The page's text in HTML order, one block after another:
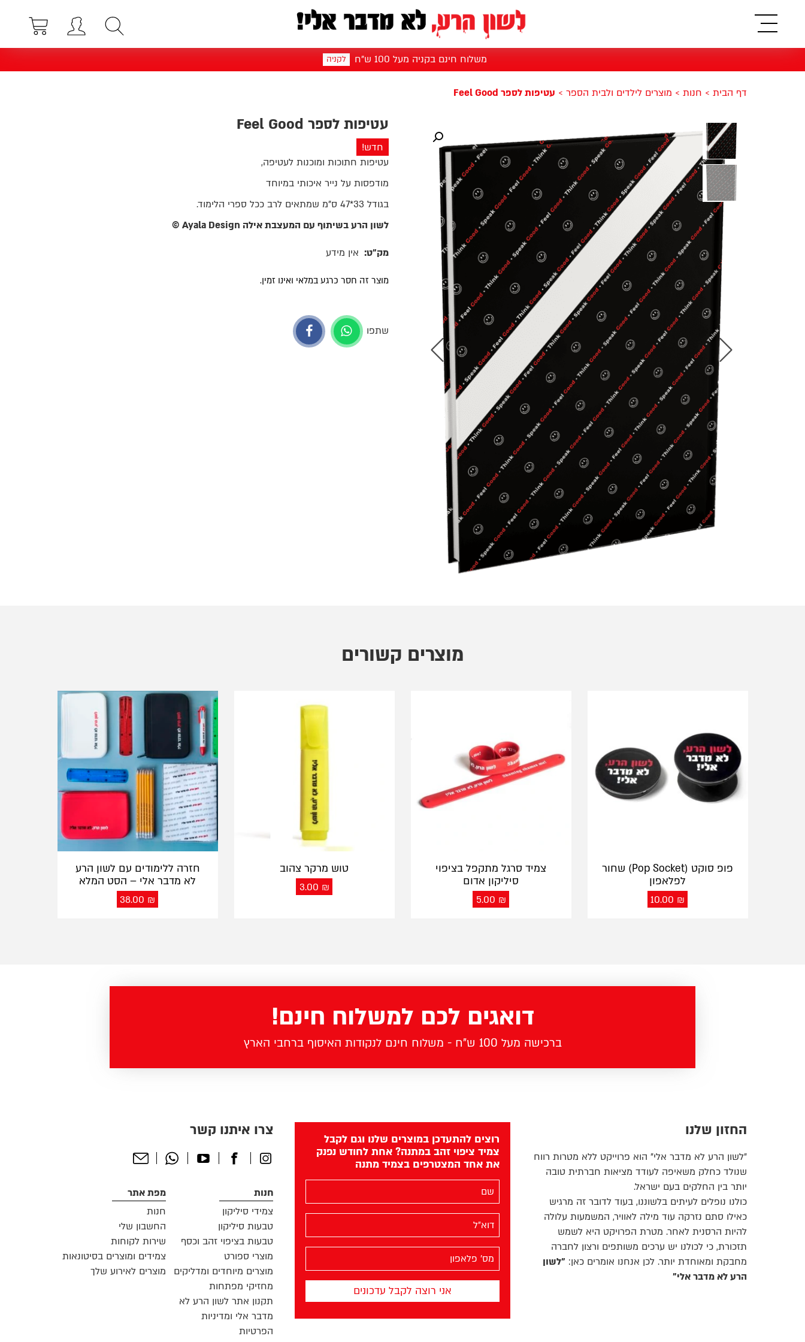
תפריט
משלוח חינם בקניה מעל 100 ש"ח לקניה
דף הבית > חנות > מוצרים לילדים ולבית הספר > עטיפות לספר Feel Good
עטיפות לספר Feel Good
חדש!
עטיפות חתוכות ומוכנות לעטיפה,
מודפסות על נייר איכותי במיוחד
בגודל 33*47 ס"מ שמתאים לרב ככל ספרי הלימוד.
לשון הרע בשיתוף עם המעצבת אילה Ayala Design ©
מק"ט: אין מידע
מוצר זה חסר כרגע במלאי ואינו זמין.
שתפו
מוצרים קשורים
פופ סוקט (Pop Socket) שחור
לפלאפון
10.00 ₪
צמיד סרגל מתקפל בציפוי
סיליקון אדום
5.00 ₪
טוש מרקר צהוב
3.00 ₪
חזרה ללימודים עם לשון הרע
לא מדבר אלי – הסט המלא
38.00 ₪
דואגים לכם למשלוח חינם!
ברכישה מעל 100 ש"ח - משלוח חינם לנקודות האיסוף ברחבי הארץ
החזון שלנו
"לשון הרע לא מדבר אלי" הוא פרוייקט ללא מטרות רווח
שנולד כחלק משאיפה לעודד מציאות חברתית טובה
יותר בין החלקים בעם ישראל.
כולנו נופלים לעיתים בלשוננו, בעוד לדובר זה מרגיש
כאילו סתם נזרקה עוד מילה לאוויר, המשמעות עלולה
להיות הרסנית לאחר. מטרת הפרויקט היא לשמש
תזכורת, כי לכולנו יש ערכים משותפים ורצון לחברה
מחבקת ומאוחדת יותר. לכן אנחנו אומרים כאן: "לשון
הרע לא מדבר אלי"
רוצים להתעדכן במוצרים שלנו וגם לקבל
צמיד ציפוי זהב במתנה? אחת לחודש נפנק
את אחד המצטרפים בצמיד מתנה
(חובה)
האימייל
(חובה)
שלך
צרו איתנו קשר
Instagram
Facebook
Youtube
Whatsapp
Send
חנות
צמידי סיליקון
טבעות סיליקון
טבעות בציפוי זהב וכסף
מוצרי ספורט
מוצרים מיוחדים ומדליקים
מחזיקי מפתחות
תקנון אתר לשון הרע לא
מדבר אלי ומדיניות
הפרטיות
מפת אתר
חנות
החשבון שלי
שירות לקוחות
צמידים ומוצרים בסיטונאות
מוצרים לאירוע שלך